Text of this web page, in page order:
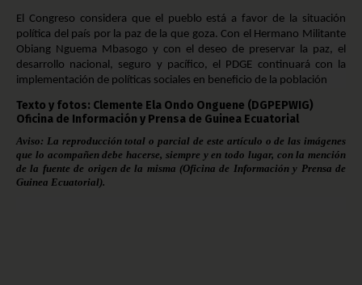
El Congreso considera que el pueblo está a favor de la situación
política del país por la paz de la que goza. Con el Hermano Militante
Obiang Nguema Mbasogo y con el deseo de preservar la paz, el
desarrollo nacional, seguro y pacífico, el PDGE continuará con la
implementación de políticas sociales en beneficio de la población
Texto y fotos: Clemente Ela Ondo Onguene (DGPEPWIG)
Oficina de Información y Prensa de Guinea Ecuatorial
Aviso: La reproducción total o parcial de este artículo o de las imágenes
que lo acompañen debe hacerse, siempre y en todo lugar, con la mención
de la fuente de origen de la misma (Oficina de Información y Prensa de
Guinea Ecuatorial).